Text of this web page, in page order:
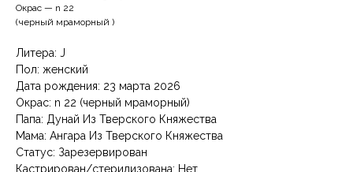
Окрас — n 22
(черный мраморный )
Литера: J
Пол: женский
Дата рождения: 23 марта 2026
Окрас: n 22 (черный мраморный)
Папа: Дунай Из Тверского Княжества
Мама: Ангара Из Тверского Княжества
Статус: Зарезервирован
Кастрирован/стерилизована: Нет